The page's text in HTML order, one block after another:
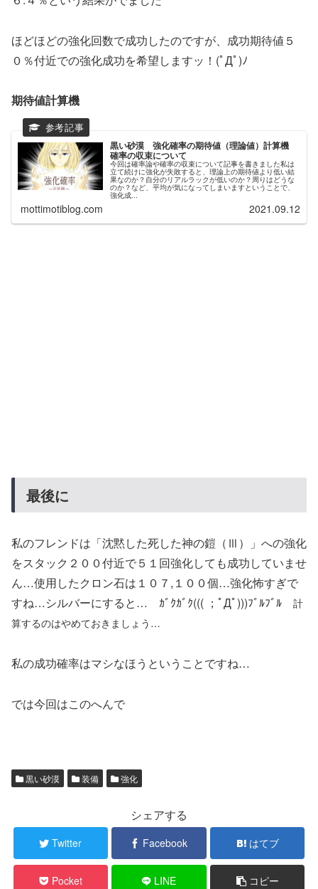
ほどほどの強化回数で成功したのですが、成功期待値５
０％付近での強化成功を希望しますッ！(ﾟДﾟ)ﾉ
期待値計算機
黒い砂漠 強化確率の期待値（理論値）計算機
確率の収束について
今回は確率論や確率の収束について記事を書きました私は
立て続けに強化が失敗すると、理論上の期待値より低い結
果なのか？自分のリアルラックが低いのか？周りはどうな
のか？など、平均が気になってしまいますということで、
強化成...
mottimotiblog.com 2021.09.12
最後に
私のフレンドは「沈黙した死した神の鎧（Ⅲ）」への強化
をスタック２００付近で５１回強化しても成功していませ
ん…使用したクロン石は１０７,１００個…強化怖すぎで
すね…シルバーにすると… ｶﾞｸｶﾞｸ((( ；ﾟДﾟ)))ﾌﾞﾙﾌﾞﾙ 計
算するのはやめておきましょう…
私の成功確率はマシなほうということですね…
では今回はこのへんで
黒い砂漠 装備 強化
シェアする
Twitter Facebook はてブ
Pocket LINE コピー